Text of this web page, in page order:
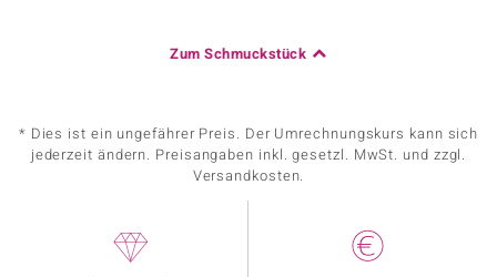
Zum Schmuckstück
* Dies ist ein ungefährer Preis. Der Umrechnungskurs kann sich
jederzeit ändern. Preisangaben inkl. gesetzl. MwSt. und zzgl.
Versandkosten.